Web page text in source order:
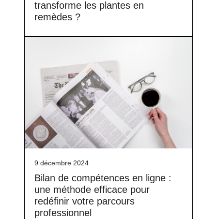
transforme les plantes en
remèdes ?
9 décembre 2024
Bilan de compétences en ligne :
une méthode efficace pour
redéfinir votre parcours
professionnel